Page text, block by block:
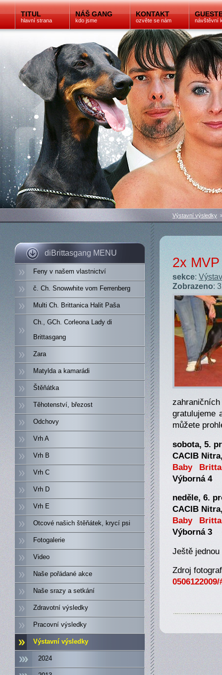
TITUL
hlavní strana
NÁŠ GANG
kdo jsme
KONTAKT
ozvěte se nám návštěvní
diBrittasgang MENU
Feny v našem vlastnictví
č. Ch. Snowwhite vom Ferrenberg
Multi Ch. Brittanica Halit Paša
Ch., GCh. Corleona Lady di
Brittasgang
Zara
Matylda a kamarádi
Štěňátka
Těhotenství, březost
Odchovy
Vrh A
Vrh B
Vrh C
Vrh D
Vrh E
Otcové našich štěňátek, krycí psi
Fotogalerie
Video
Naše pořádané akce
Naše srazy a setkání
Zdravotní výsledky
Pracovní výsledky
Výstavní výsledky
2024
Výstavní výsledky
2x
sekce:
Zobrazeno:
gratulujeme
můžete
sobota, 5.
CACIB
Baby
Výborná 4
neděle, 6.
CACIB
Baby
Výborná 3
Ještě
Zdroj